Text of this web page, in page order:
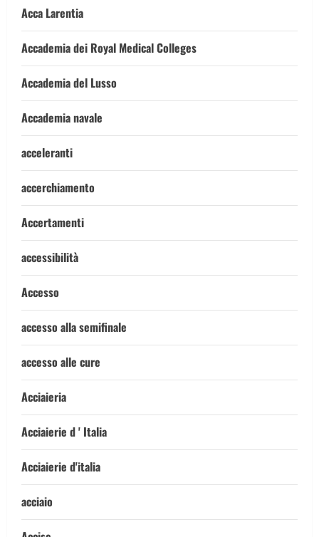
Acca Larentia
Accademia dei Royal Medical Colleges
Accademia del Lusso
Accademia navale
acceleranti
accerchiamento
Accertamenti
accessibilità
Accesso
accesso alla semifinale
accesso alle cure
Acciaieria
Acciaierie d ' Italia
Acciaierie d'italia
acciaio